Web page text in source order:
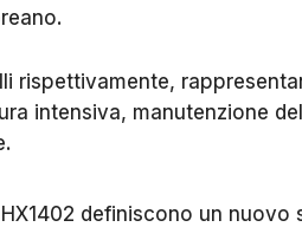
rispettivamente,
intensiva, manutenzione
HX1402 definiscono un